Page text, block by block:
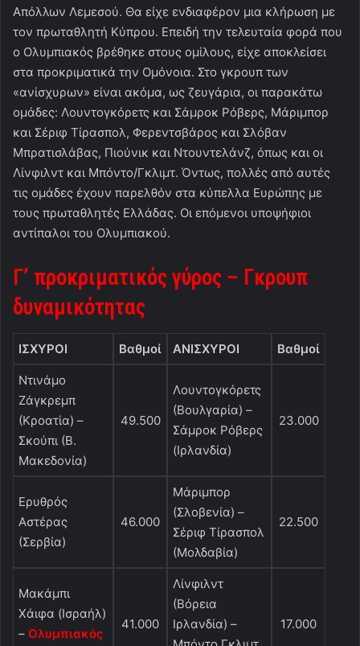
Απόλλων Λεμεσού. Θα είχε ενδιαφέρον μια κλήρωση με
τον πρωταθλητή Κύπρου. Επειδή την τελευταία φορά που
ο Ολυμπιακός βρέθηκε στους ομίλους, είχε αποκλείσει
στα προκριματικά την Ομόνοια. Στο γκρουπ των
«ανίσχυρων» είναι ακόμα, ως ζευγάρια, οι παρακάτω
ομάδες: Λουντογκόρετς και Σάμροκ Ρόβερς, Μάριμπορ
και Σέριφ Τίρασπολ, Φερεντσβάρος και Σλόβαν
Μπρατισλάβας, Πιούνικ και Ντουντελάνζ, όπως και οι
Λίνφιλντ και Μπόντο/Γκλιμτ. Όντως, πολλές από αυτές
τις ομάδες έχουν παρελθόν στα κύπελλα Ευρώπης με
τους πρωταθλητές Ελλάδας. Οι επόμενοι υποψήφιοι
αντίπαλοι του Ολυμπιακού.
Γ’ προκριματικός γύρος – Γκρουπ
δυναμικότητας
ΙΣΧΥΡΟΙ Βαθμοί ΑΝΙΣΧΥΡΟΙ Βαθμοί
Ντινάμο
Ζάγκρεμπ
(Κροατία) –
Σκούπι (Β.
Μακεδονία)
49.500
Λουντογκόρετς
(Βουλγαρία) –
Σάμροκ Ρόβερς
(Ιρλανδία)
23.000
Ερυθρός
Αστέρας
(Σερβία)
46.000
Μάριμπορ
(Σλοβενία) –
Σέριφ Τίρασπολ
(Μολδαβία)
22.500
Μακάμπι
Χάιφα (Ισραήλ)
– Ολυμπιακός
41.000
Λίνφιλντ
(Βόρεια
Ιρλανδία) –
17.000